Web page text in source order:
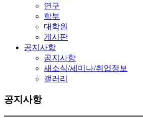
연구
학부
대학원
게시판
공지사항
공지사항
새소식/세미나/취업정보
갤러리
공지사항